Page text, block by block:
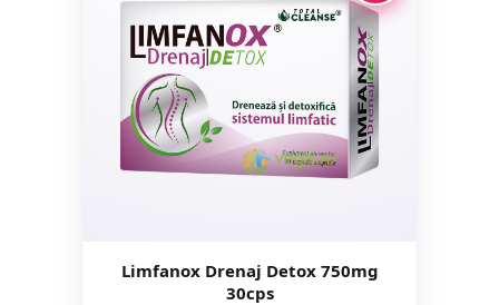
Limfanox Drenaj Detox 750mg
30cps